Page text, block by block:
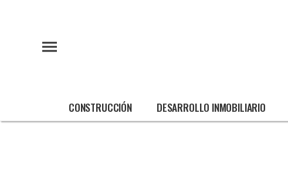
CONSTRUCCIÓN DESARROLLO INMOBILIARIO